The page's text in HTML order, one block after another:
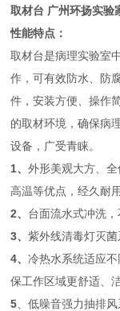
取材台 广州环扬实验
性能特点：
取材台是病理实验室
作，可有效防水、防
件，安装方便、操作
的取材环境，确保病
设备，广受青睐。
1、外形美观大方、
高温等优点，经久耐用
2、 台面流水式冲洗，
3、紫外线清毒灯灭
4、冷热水系统适应
保工作区域更舒适、洁
5 、低噪音强力抽排